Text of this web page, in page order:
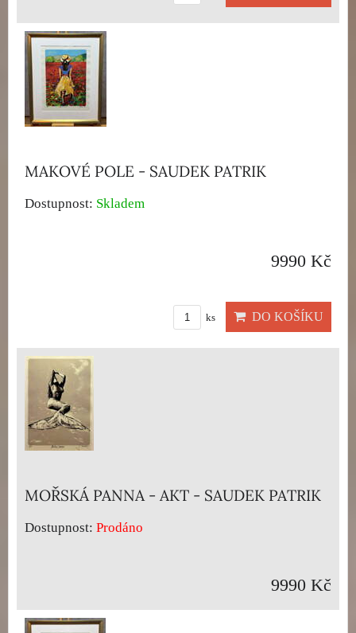
MAKOVÉ POLE - SAUDEK PATRIK
Dostupnost: Skladem
9990 Kč
ks DO KOŠÍKU
MOŘSKÁ PANNA - AKT - SAUDEK PATRIK
Dostupnost: Prodáno
9990 Kč